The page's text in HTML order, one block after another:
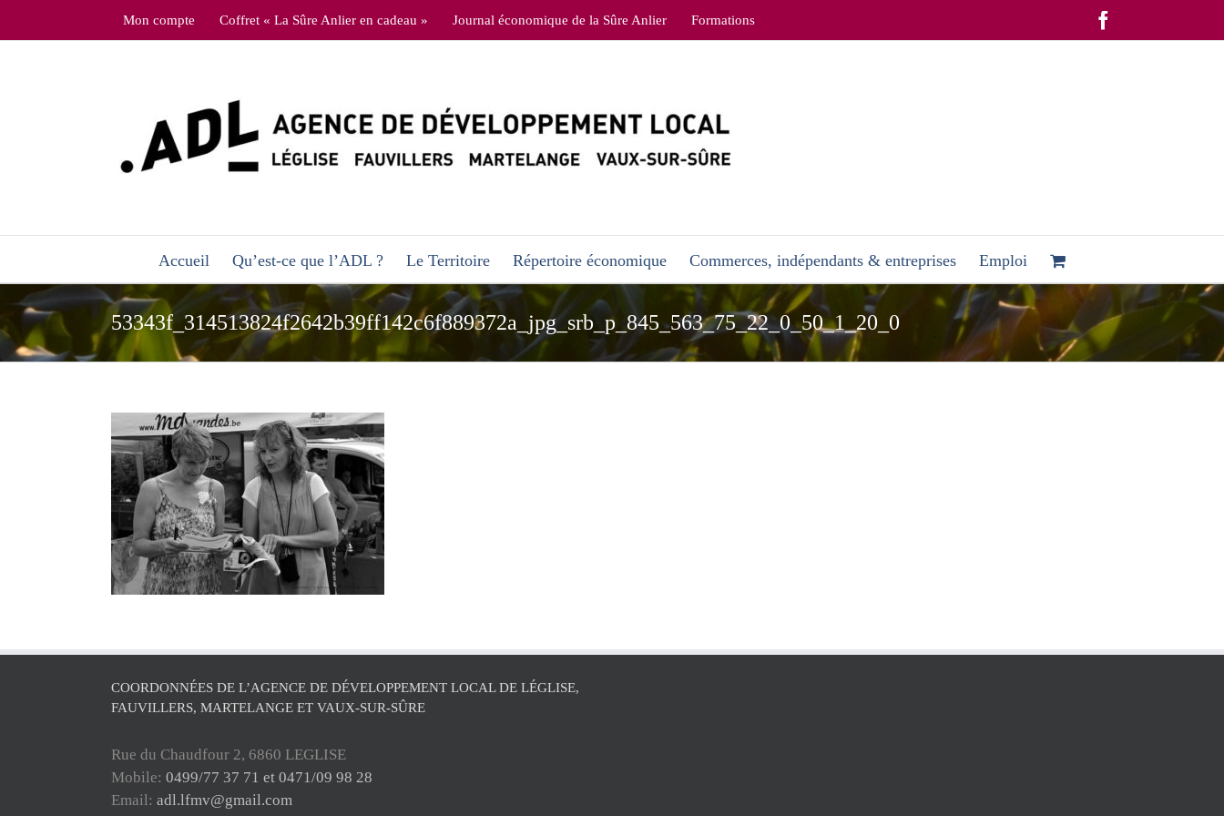
Mon compte Coffret « La Sûre Anlier en cadeau » Journal économique de la Sûre Anlier Formations
Accueil Qu’est-ce que l’ADL ? Le Territoire Répertoire économique Commerces, indépendants & entreprises Emploi
53343f_314513824f2642b39ff142c6f889372a_jpg_srb_p_845_563_75_22_0_50_1_20_0
COORDONNÉES DE L’AGENCE DE DÉVELOPPEMENT LOCAL DE LÉGLISE,
FAUVILLERS, MARTELANGE ET VAUX-SUR-SÛRE
Rue du Chaudfour 2, 6860 LEGLISE
Mobile: 0499/77 37 71 et 0471/09 98 28
Email: adl.lfmv@gmail.com